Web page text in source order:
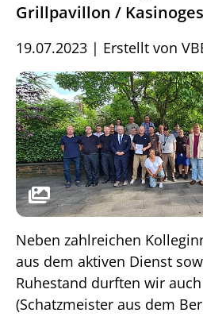
Grillpavillon /
19.07.2023 | Erstellt von
Neben zahlreichen
aus dem aktiven Dienst
Ruhestand durften wir
(Schatzmeister aus dem